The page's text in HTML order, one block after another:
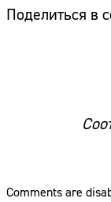
Поделиться в
Comments are